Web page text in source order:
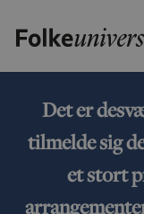
Det er
tilmelde sig
et stort